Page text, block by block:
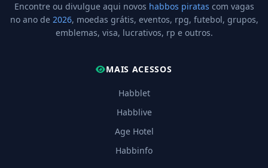
Encontre ou divulgue aqui novos habbos piratas com vagas
no ano de 2026, moedas grátis, eventos, rpg, futebol, grupos,
emblemas, visa, lucrativos, rp e outros.
MAIS ACESSOS
Habblet
Habblive
Age Hotel
Habbinfo